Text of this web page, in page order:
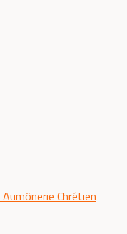
Aumônerie Chrétien